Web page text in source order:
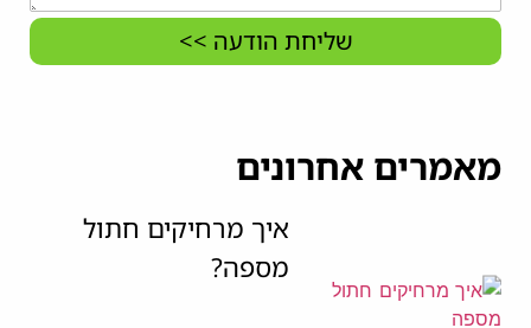
שליחת הודעה >>
מאמרים אחרונים
איך מרחיקים חתול
מספה?